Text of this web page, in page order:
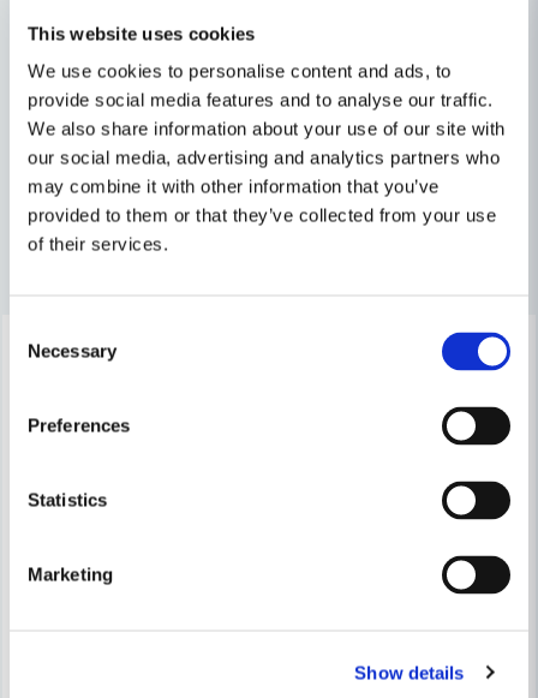
This website uses cookies
We use cookies to personalise content and ads, to
provide social media features and to analyse our traffic.
We also share information about your use of our site with
our social media, advertising and analytics partners who
may combine it with other information that you’ve
provided to them or that they’ve collected from your use
of their services.
Selection
Necessary
Preferences
Statistics
Marketing
Show details
Ja, ni får publicera min fråga
Maskin, Laser & Handverktyg
Hem, Skog & Trädgård
Trädgårdsmaskiner
Andra produkter i kategorin
Köp registreras på
www.makita.se